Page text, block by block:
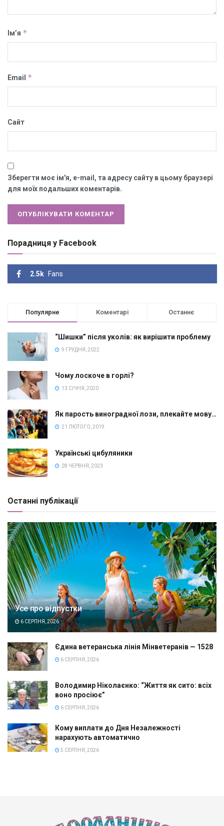
Ім’я *
Email *
Сайт
Зберегти моє ім'я, e-mail, та адресу сайту в цьому браузері
для моїх подальших коментарів.
Порадниця у Facebook
2.5k Fans
Популярне Коментарі Останнє
“Шишки” після уколів: як вирішити проблему
9 ГРУДНЯ, 2022
Чому лоскоче в горлі?
13 СІЧНЯ, 2020
Як парость виноградної лози, плекайте мову…
21 ЛЮТОГО, 2019
Українські цибуляники
28 ЧЕРВНЯ, 2023
Останні публікації
Усе про відпустки
6 СЕРПНЯ, 2026
Єдина ветеранська лінія Мінветеранів — 1528
6 СЕРПНЯ, 2026
Володимир Ніколаєнко: “Життя як сито: всіх
воно просіює”
6 СЕРПНЯ, 2026
Кому виплати до Дня Незалежності
нарахують автоматично
5 СЕРПНЯ, 2026